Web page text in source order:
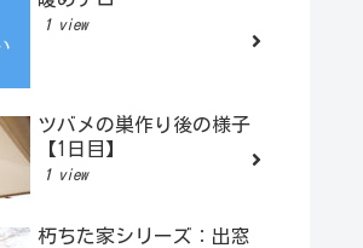
1 view
ツバメの巣作り後の様子
【1日目】
1 view
朽ちた家シリーズ：出窓